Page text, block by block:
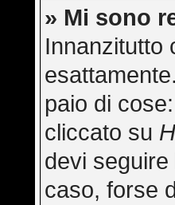
» Mi sono
Innanzitutto
paio di
cliccato su
devi
caso, forse